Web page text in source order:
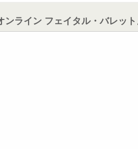
ンライン フェイタル・バレッ